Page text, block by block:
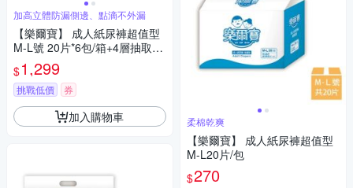
加高立體防漏側邊、點滴不外漏
【樂爾寶】 成人紙尿褲超值型
M-L號 20片*6包/箱+4層抽取衛
生紙*2包
$1,299
挑戰低價 券
加入購物車 柔棉乾爽
【樂爾寶】 成人紙尿褲超值型
M-L20片/包
$270